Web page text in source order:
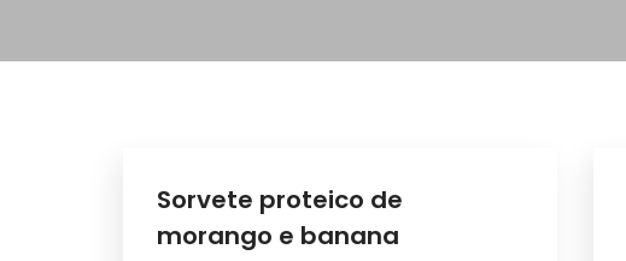
Sorvete proteico de
morango e banana